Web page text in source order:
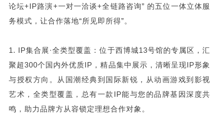
论坛+IP路演+一对一洽谈+全链路咨询” 的五位一体立体服
务模式，让合作落地“所见即所得”。
1. IP集合展·全类型覆盖：位于西博城13号馆的专属区，汇
聚超300个国内外优质IP，精品集中展示，清晰呈现IP形象
与授权方向。从国潮经典到国际新锐，从动画游戏到影视
艺术，全类型覆盖，总有一款IP能与您的品牌基因深度共
鸣，助力品牌方从容锁定理想合作对象。